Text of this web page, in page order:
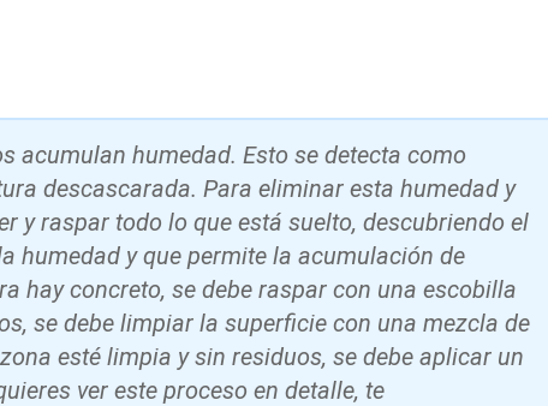
acumulan humedad. Esto se detecta como
descascarada. Para eliminar esta humedad y
y raspar todo lo que está suelto, descubriendo el
humedad y que permite la acumulación de
hay concreto, se debe raspar con una escobilla
se debe limpiar la superficie con una mezcla de
esté limpia y sin residuos, se debe aplicar un
ver este proceso en detalle, te